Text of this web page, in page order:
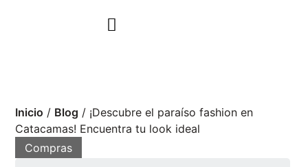
Inicio / Blog / ¡Descubre el paraíso fashion en
Catacamas! Encuentra tu look ideal
Compras